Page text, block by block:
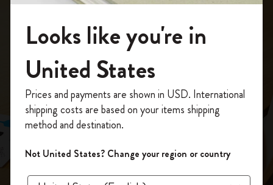
For the coffee lovers out there
モレスキンからブ
ルーボトルコーヒ
ー：カスタムエデ
ィションコーヒー
ジャーナル
モレスキンの世界へようこそ
「WELCOME10」を入力すると、初回注
文が10%オフ＋送料無料になります。セ
ール・アウトレット品は適用外。
Moleskineアカウントを作成して限定オフ
ァーや会員特典、さらに多くのインスピ
レーションを手に入れましょう。
Looks like you're in
United States
Prices and payments are shown in USD. International
shipping costs are based on your items shipping
method and destination.
Not United States? Change your region or country